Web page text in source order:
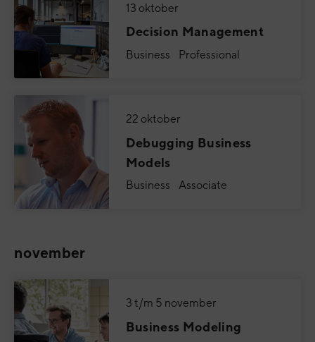
13 oktober
Decision Management
Business Professional
22 oktober
Debugging Business
Models
Business Associate
november
3 t/m 5 november
Business Modeling